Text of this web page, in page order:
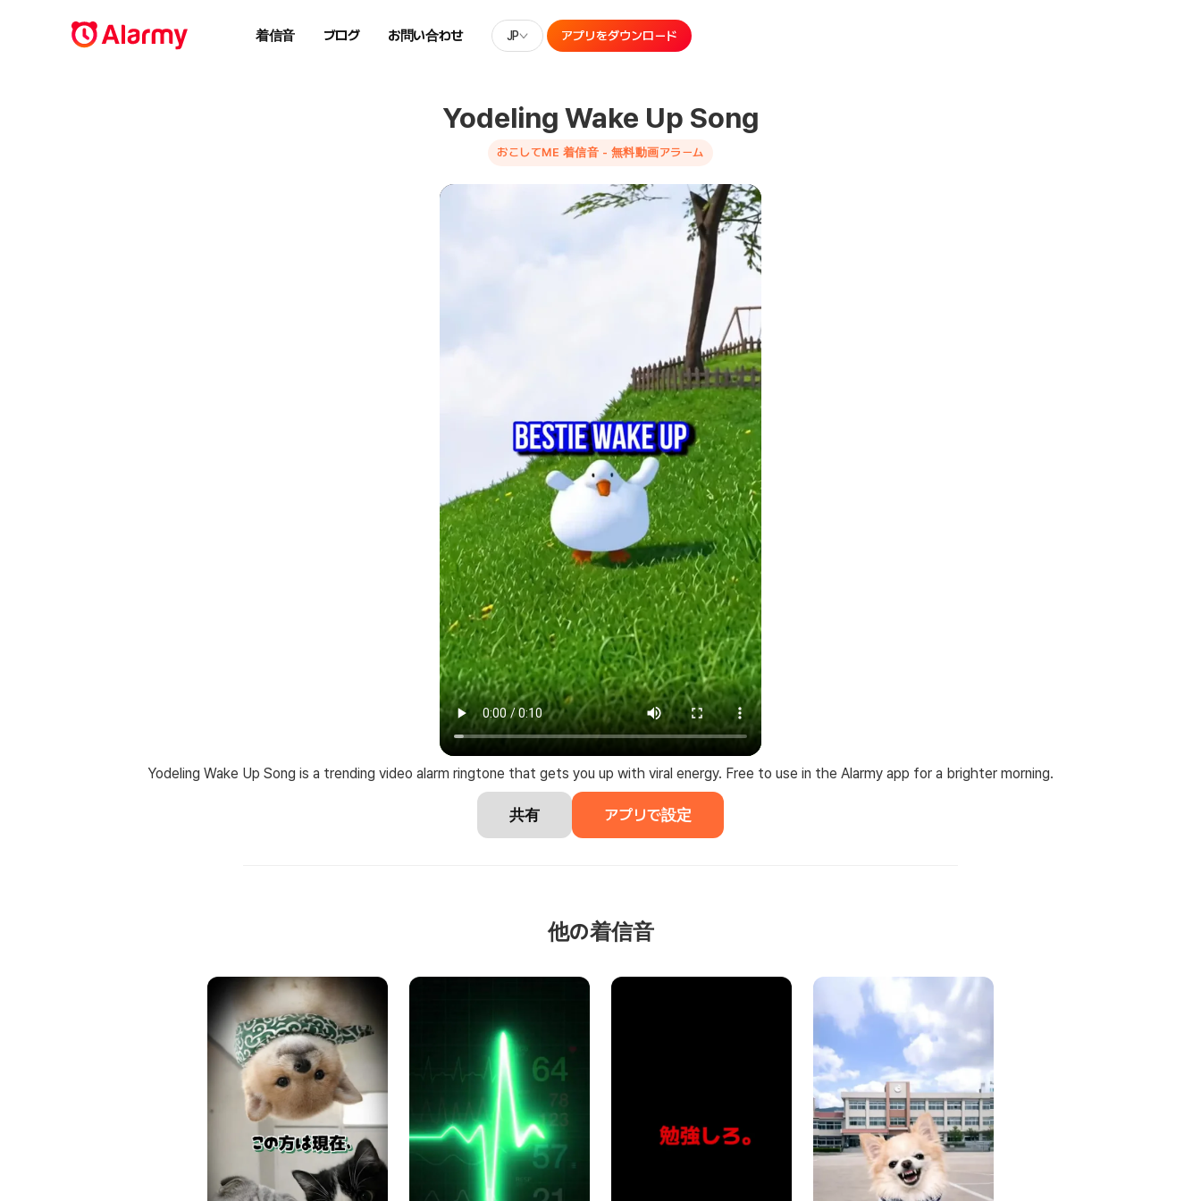
着信音 ブログ お問い合わせ JP アプリをダウンロード
Yodeling Wake Up Song
おこしてME 着信音 - 無料動画アラーム
Yodeling Wake Up Song is a trending video alarm ringtone that gets you up with viral energy. Free to use in the Alarmy app for a brighter morning.
共有 アプリで設定
他の着信音